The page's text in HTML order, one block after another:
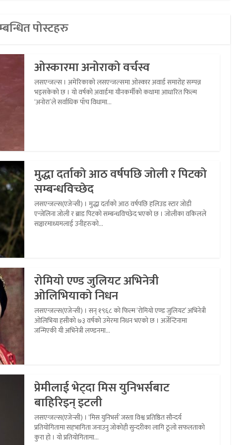
पोस्टहरु
ओस्कारमा अनोराको वर्चस्व
लसएन्जल्स । अमेरिकाको लसएन्जल्समा ओस्कार अवार्ड समारोह सम्पन्न
भइसकेको छ । यो वर्षको अवार्डमा यौनकर्मीको कथामा आधारित फिल्म
‘अनोरा’ले सर्वाधिक पाँच विधामा...
मुद्धा दर्ताको आठ वर्षपछि जोली र पिटको
सम्बन्धविच्छेद
लसएन्जल्स(एजेन्सी) । मुद्धा दर्ताको आठ वर्षपछि हलिउड स्टार जोडी
एन्जेलिना जोली र ब्राड पिटको सम्बन्धविच्छेद भएको छ । जोलीका वकिलले
सञ्चारमाध्यमलाई उनीहरुको...
रोमियो एण्ड जुलियट अभिनेत्री
ओलिभियाको निधन
लसएन्जल्स(एजेन्सी) । सन् १९६८ को फिल्म ‘रोमियो एण्ड जुलियट’ अभिनेत्री
ओलिभिया हसीको ७३ वर्षको उमेरमा निधन भएको छ । अर्जेन्टिनामा
जन्मिएकी यी अभिनेत्री लण्डनमा...
प्रेमीलाई भेट्दा मिस युनिभर्सबाट
बाहिरिइन् इटली
लसएन्जल्स(एजेन्सी) । ‘मिस युनिभर्स’ जस्ता विश्व प्रतिष्ठित सौन्दर्य
प्रतियोगितामा सहभागिता जनाउनु जोकोही सुन्दरीका लागि ठूलो सफलताको
कुरा हो । यो प्रतियोगितामा...